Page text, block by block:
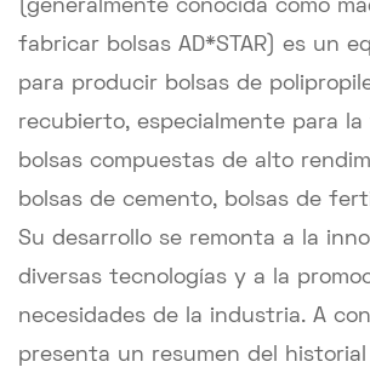
(generalmente conocida como
fabricar bolsas AD*STAR) es un
para producir bolsas de
recubierto, especialmente para
bolsas compuestas de alto
bolsas de cemento, bolsas de
Su desarrollo se remonta a la
diversas tecnologías y a la
necesidades de la industria. A
presenta un resumen del